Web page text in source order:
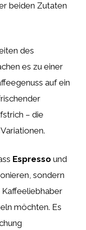
beiden Zutaten
des
es zu einer
auf ein
– die
Espresso und
sondern
möchten. Es